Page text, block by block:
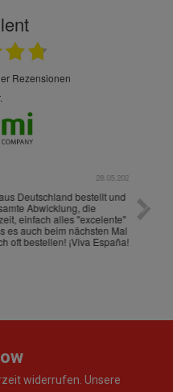
28.05.2026
bestellt und
Abwicklung, die
alles "excelente"
beim nächsten Mal
bestellen! ¡Viva España!
Die
gut
ist
widerrufen. Unsere